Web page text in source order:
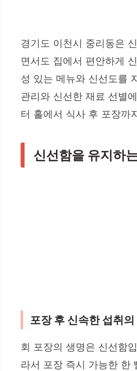
경기도 이천시 중리동은
면서도 집에서 편안하게
성 있는 메뉴와 신선도를
관리와 신선한 재료 선별
터 홀에서 식사 후 포장까
신선함을 유지하
포장 후 신속한 섭취의
회 포장의 생명은 신선함
라서 포장 즉시 가능한 한